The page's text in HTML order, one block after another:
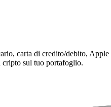
carta di credito/debito, Apple
cripto sul tuo portafoglio.